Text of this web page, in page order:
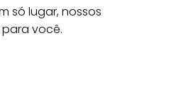
só lugar, nossos
você.